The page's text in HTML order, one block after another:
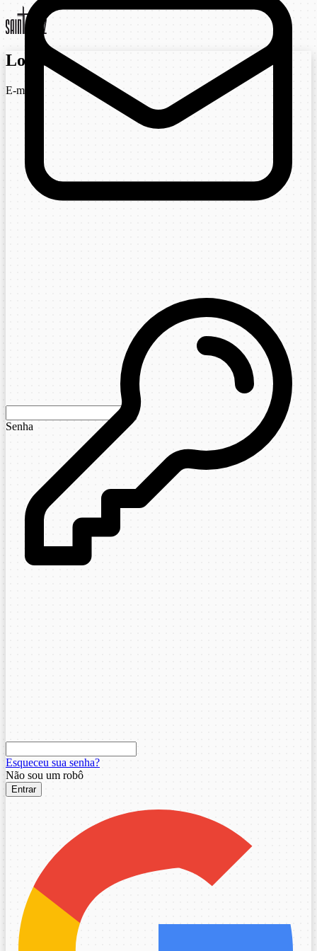
Login
E-mail
Senha
Esqueceu sua senha?
Não sou um robô
Entrar